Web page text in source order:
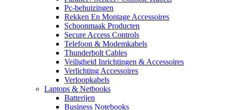
Pc-behuizingen
Rekken En Montage Accessoires
Schoonmaak Producten
Secure Access Controls
Telefoon & Modemkabels
Thunderbolt Cables
Veiligheid Inrichtingen & Accessoires
Verlichting Accessoires
Verloopkabels
Laptops & Netbooks
Batterijen
Business Notebooks